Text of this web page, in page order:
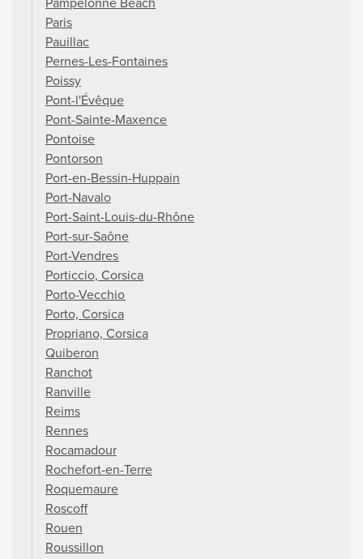
Paris
Pauillac
Pernes-Les-Fontaines
Poissy
Pont-l'Évêque
Pont-Sainte-Maxence
Pontoise
Pontorson
Port-en-Bessin-Huppain
Port-Navalo
Port-Saint-Louis-du-Rhône
Port-sur-Saône
Port-Vendres
Porticcio, Corsica
Porto-Vecchio
Porto, Corsica
Propriano, Corsica
Quiberon
Ranchot
Ranville
Reims
Rennes
Rocamadour
Rochefort-en-Terre
Roquemaure
Roscoff
Rouen
Roussillon